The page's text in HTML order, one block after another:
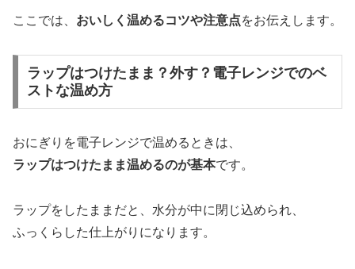
ここでは、 おいしく温めるコツや注意点をお伝えします。
ラップはつけたまま？外す？電子レンジでのベ
ストな温め方
おにぎりを電子レンジで温めるときは、
ラップはつけたまま温めるのが基本です。
ラップをしたままだと、水分が中に閉じ込められ、
ふっくらした仕上がりになります。